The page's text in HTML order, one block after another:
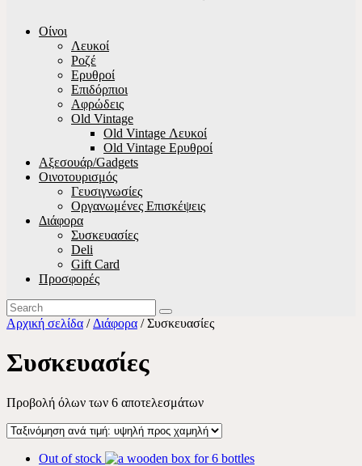
Οίνοι
Λευκοί
Ροζέ
Ερυθροί
Επιδόρπιοι
Αφρώδεις
Old Vintage
Old Vintage Λευκοί
Old Vintage Ερυθροί
Αξεσουάρ/Gadgets
Οινοτουρισμός
Γευσιγνωσίες
Οργανωμένες Επισκέψεις
Διάφορα
Συσκευασίες
Deli
Gift Card
Προσφορές
Αρχική σελίδα / Διάφορα / Συσκευασίες
Συσκευασίες
Προβολή όλων των 6 αποτελεσμάτων
Out of stock